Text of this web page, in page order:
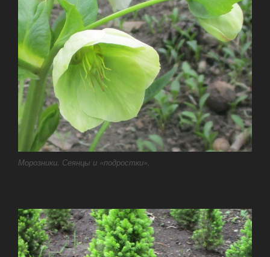
Морозники. Сеянцы и «подростки».